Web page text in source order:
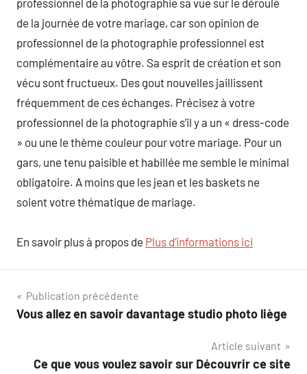
de la journée de votre mariage, car son opinion de
professionnel de la photographie professionnel est
complémentaire au vôtre. Sa esprit de création et son
vécu sont fructueux. Des gout nouvelles jaillissent
fréquemment de ces échanges. Précisez à votre
professionnel de la photographie s’il y a un « dress-code
» ou une le thème couleur pour votre mariage. Pour un
gars, une tenu paisible et habillée me semble le minimal
obligatoire. A moins que les jean et les baskets ne
soient votre thématique de mariage.
En savoir plus à propos de Plus d’informations ici
Navigation
de
Publication précédente
Vous allez en savoir davantage studio photo liège
Article suivant
Ce que vous voulez savoir sur Découvrir ce site